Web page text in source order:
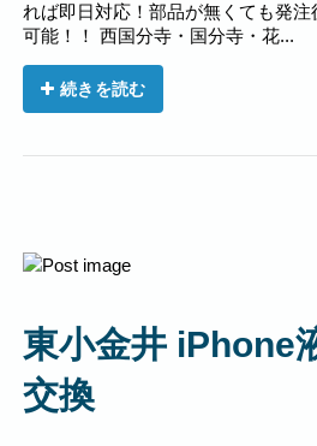
れば即日対応！部品が無くても発
可能！！ 西国分寺・国分寺・花...
続きを読む
東小金井 iPhone
交換